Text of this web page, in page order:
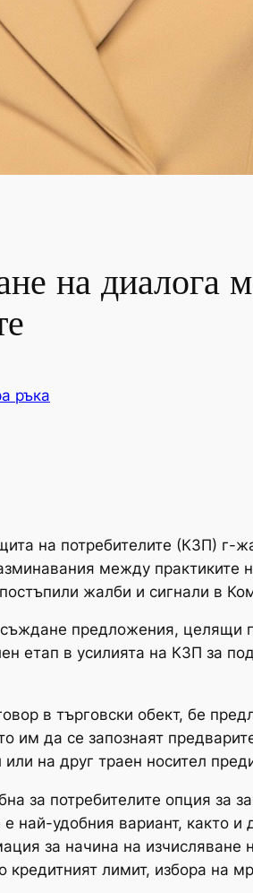
на диалога
ръка
на потребителите (КЗП)
между практиките
жалби и сигнали в
предложения, целящи
етап в усилията на КЗП за
в търговски обект, бе
им да се запознаят
на друг траен носител
за потребителите опция за
удобния вариант, както и
за начина на изчисляване
кредитният лимит, избора на